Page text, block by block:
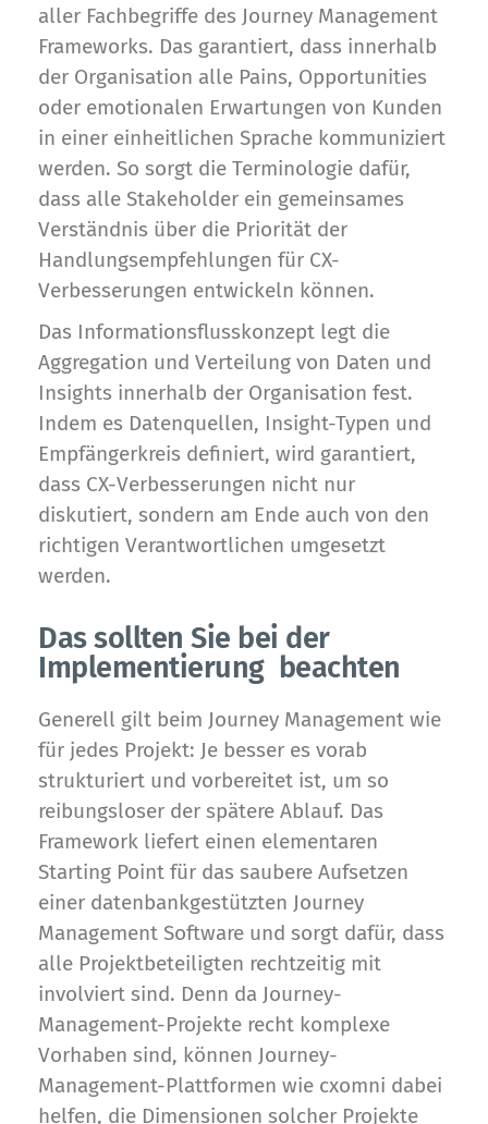
aller Fachbegriffe des Journey Management
Frameworks. Das garantiert, dass innerhalb
der Organisation alle Pains, Opportunities
oder emotionalen Erwartungen von Kunden
in einer einheitlichen Sprache kommuniziert
werden. So sorgt die Terminologie dafür,
dass alle Stakeholder ein gemeinsames
Verständnis über die Priorität der
Handlungsempfehlungen für CX-
Verbesserungen entwickeln können.
Das Informationsflusskonzept legt die
Aggregation und Verteilung von Daten und
Insights innerhalb der Organisation fest.
Indem es Datenquellen, Insight-Typen und
Empfängerkreis definiert, wird garantiert,
dass CX-Verbesserungen nicht nur
diskutiert, sondern am Ende auch von den
richtigen Verantwortlichen umgesetzt
werden.
Das sollten Sie bei der
Implementierung beachten
Generell gilt beim Journey Management wie
für jedes Projekt: Je besser es vorab
strukturiert und vorbereitet ist, um so
reibungsloser der spätere Ablauf. Das
Framework liefert einen elementaren
Starting Point für das saubere Aufsetzen
einer datenbankgestützten Journey
Management Software und sorgt dafür, dass
alle Projektbeteiligten rechtzeitig mit
involviert sind. Denn da Journey-
Management-Projekte recht komplexe
Vorhaben sind, können Journey-
Management-Plattformen wie cxomni dabei
helfen, die Dimensionen solcher Projekte